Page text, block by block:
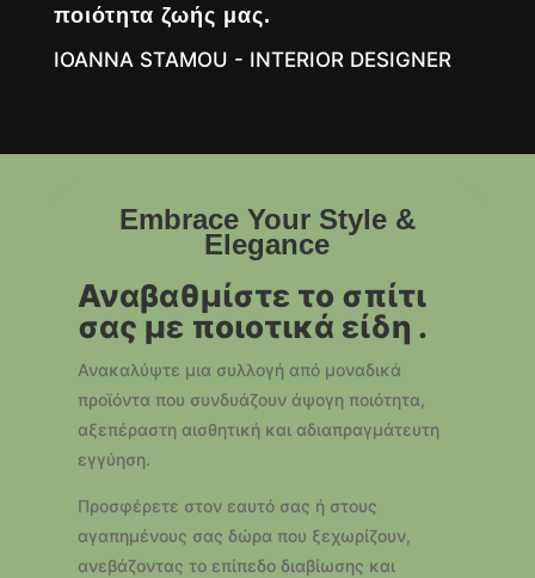
ποιότητα ζωής μας.
IOANNA STAMOU - INTERIOR DESIGNER
Embrace Your Style &
Elegance
Αναβαθμίστε το σπίτι
σας με ποιοτικά είδη .
Ανακαλύψτε μια συλλογή από μοναδικά
προϊόντα που συνδυάζουν άψογη ποιότητα,
αξεπέραστη αισθητική και αδιαπραγμάτευτη
εγγύηση.
Προσφέρετε στον εαυτό σας ή στους
αγαπημένους σας δώρα που ξεχωρίζουν,
ανεβάζοντας το επίπεδο διαβίωσης και